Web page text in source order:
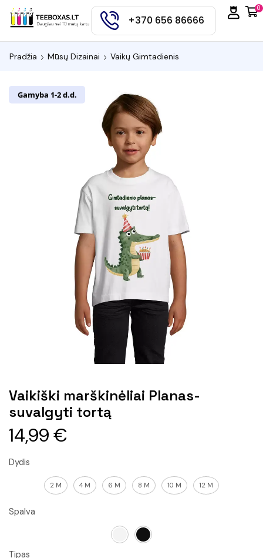
+370 656 86666
0
Pradžia Mūsų Dizainai Vaikų Gimtadienis
Gamyba 1-2 d.d.
Vaikiški marškinėliai Planas-
suvalgyti tortą
14,99€
Dydis
2 M 4 M 6 M 8 M 10 M 12 M
Spalva
Tipas